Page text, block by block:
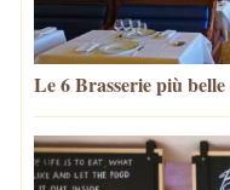
Le 6 Brasserie più